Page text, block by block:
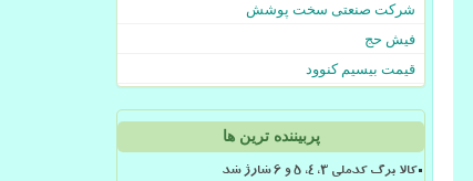
شرکت صنعتی سخت پوشش
فیش حج
قیمت بیسیم کنوود
پربیننده ترین ها
کالا برگ کدملی 3، 4، 5 و 6 شارژ شد